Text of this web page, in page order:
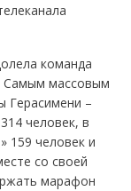
команда
Самым массовым
Герасимени –
человек, в
159 человек и
со своей
марафон